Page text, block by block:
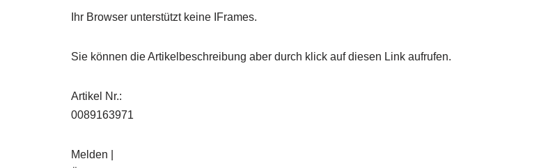
Ihr Browser unterstützt keine IFrames.
Sie können die Artikelbeschreibung aber durch klick auf diesen Link aufrufen.
Artikel Nr.:
0089163971
Melden |